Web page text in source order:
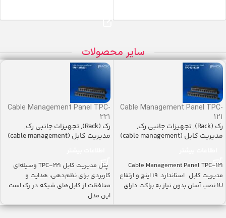
سایر محصولات
Cable Management Panel TPC-
121
رک (Rack) ,تجهیزات جانبی رک,
مدیریت کابل (cable management)
Cable Management Panel TPC-121
مدیریت کابل استاندارد ۱۹ اینچ و ارتفاع
1U نصب آسان بدون نیاز به براکت دارای
Cable Management Panel TPC-
221
رک (Rack) ,تجهیزات جانبی رک,
مدیریت کابل (cable management)
پنل مدیریت کابل TPC-221 وسیله‌ای
کاربردی برای نظم‌دهی، هدایت و
محافظت از کابل‌های شبکه در رک است.
این مدل